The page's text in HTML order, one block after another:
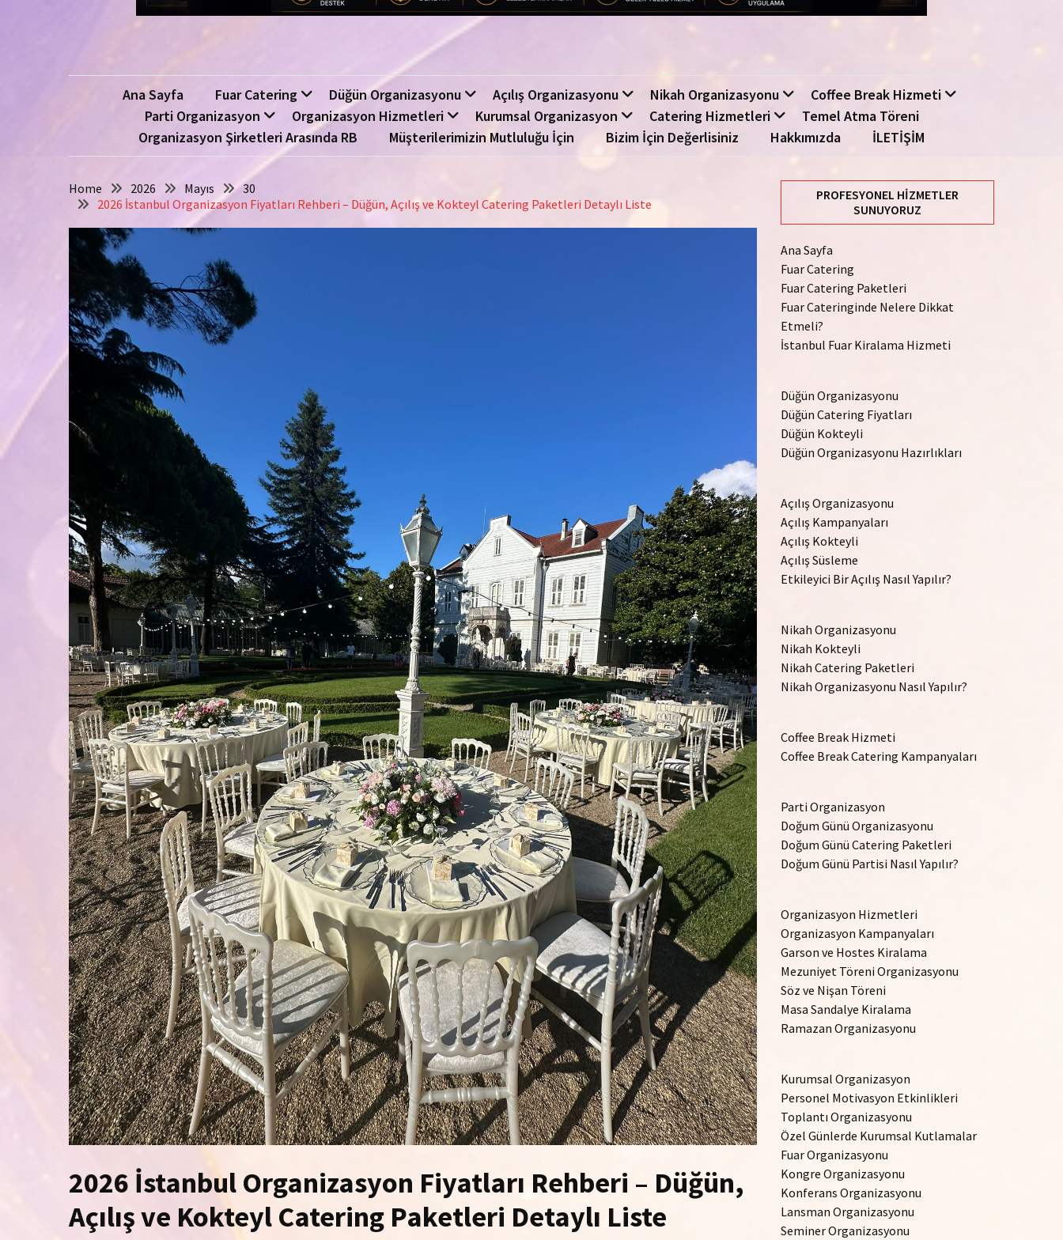
Ana Sayfa Fuar Catering Düğün Organizasyonu Açılış Organizasyonu Nikah Organizasyonu
Coffee Break Hizmeti
Parti Organizasyon
Organizasyon Hizmetleri Kurumsal Organizasyon Catering Hizmetleri
Temel Atma Töreni
Organizasyon Şirketleri Arasında RB
Müşterilerimizin Mutluluğu İçin Bizim İçin Değerlisiniz Hakkımızda İLETİŞİM
Home 2026 Mayıs
30
2026 İstanbul Organizasyon Fiyatları Rehberi – Düğün, Açılış ve Kokteyl Catering Paketleri Detaylı Liste
2026 İstanbul Organizasyon Fiyatları Rehberi – Düğün,
Açılış ve Kokteyl Catering Paketleri Detaylı Liste
PROFESYONEL HIZMETLER
SUNUYORUZ
Ana Sayfa
Fuar Catering
Fuar Catering Paketleri
Fuar Cateringinde Nelere Dikkat
Etmeli?
İstanbul Fuar Kiralama Hizmeti
Düğün Organizasyonu
Düğün Catering Fiyatları
Düğün Kokteyli
Düğün Organizasyonu Hazırlıkları
Açılış Organizasyonu
Açılış Kampanyaları
Açılış Kokteyli
Açılış Süsleme
Etkileyici Bir Açılış Nasıl Yapılır?
Nikah Organizasyonu
Nikah Kokteyli
Nikah Catering Paketleri
Nikah Organizasyonu Nasıl Yapılır?
Coffee Break Hizmeti
Coffee Break Catering Kampanyaları
Parti Organizasyon
Doğum Günü Organizasyonu
Doğum Günü Catering Paketleri
Doğum Günü Partisi Nasıl Yapılır?
Organizasyon Hizmetleri
Organizasyon Kampanyaları
Garson ve Hostes Kiralama
Mezuniyet Töreni Organizasyonu
Söz ve Nişan Töreni
Masa Sandalye Kiralama
Ramazan Organizasyonu
Kurumsal Organizasyon
Personel Motivasyon Etkinlikleri
Toplantı Organizasyonu
Özel Günlerde Kurumsal Kutlamalar
Fuar Organizasyonu
Kongre Organizasyonu
Konferans Organizasyonu
Lansman Organizasyonu
Seminer Organizasyonu